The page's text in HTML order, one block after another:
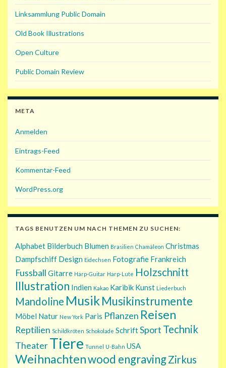
Linksammlung Public Domain
Old Book Illustrations
Open Culture
Public Domain Review
META
Anmelden
Eintrags-Feed
Kommentar-Feed
WordPress.org
TAGS BENUTZEN UM NACH THEMEN ZU SUCHEN:
Alphabet Bilderbuch Blumen Brasilien Chamäleon Christmas
Dampfschiff Design Eidechsen Fotografie Frankreich
Fussball Gitarre Harp-Guitar Harp-Lute Holzschnitt
Illustration Indien Kakao Karibik Kunst Liederbuch
Mandoline MusikMusikinstrumente
Möbel Natur New York Paris Pflanzen Reisen
Reptilien Schildkröten Schokolade SchriftSport Technik
TheaterTiere Tunnel U-Bahn USA
Weihnachtenwood engravingZirkus